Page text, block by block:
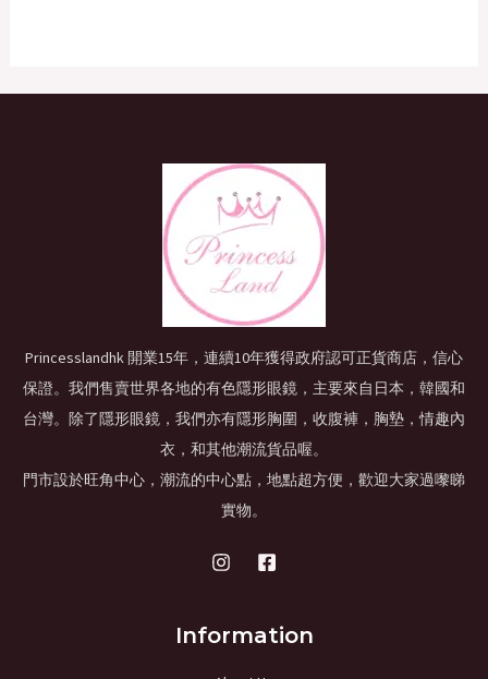
Princesslandhk 開業15年，連續10年獲得政府認可正貨商店，信心
保證。我們售賣世界各地的有色隱形眼鏡，主要來自日本，韓國和
台灣。除了隱形眼鏡，我們亦有隱形胸圍，收腹褲，胸墊，情趣內
衣，和其他潮流貨品喔。
門市設於旺角中心，潮流的中心點，地點超方便，歡迎大家過嚟睇
實物。
Information